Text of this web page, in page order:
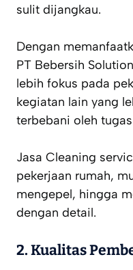
sulit dijangkau.
Dengan
PT Bebersih
lebih fokus pada
kegiatan lain yang
terbebani oleh
Jasa Cleaning
pekerjaan rumah,
mengepel, hingga
dengan detail.
2. Kualitas